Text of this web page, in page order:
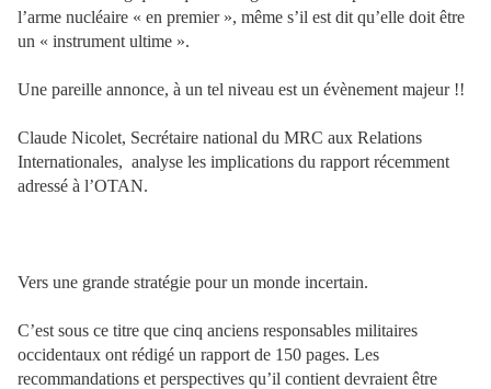
l’arme nucléaire « en premier », même s’il est dit qu’elle doit être
un « instrument ultime ».
Une pareille annonce, à un tel niveau est un évènement majeur !!
Claude Nicolet, Secrétaire national du MRC aux Relations
Internationales, analyse les implications du rapport récemment
adressé à l’OTAN.
Vers une grande stratégie pour un monde incertain.
C’est sous ce titre que cinq anciens responsables militaires
occidentaux ont rédigé un rapport de 150 pages. Les
recommandations et perspectives qu’il contient devraient être